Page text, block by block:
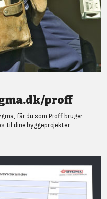
proff
får du som Proff bruger
til dine byggeprojekter.